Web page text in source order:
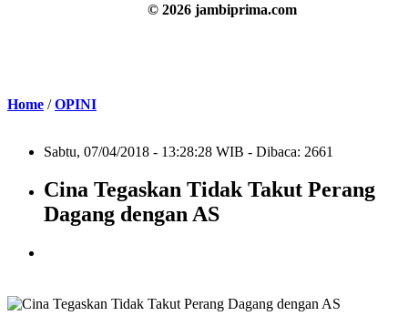
© 2026 jambiprima.com
Home /OPINI
Sabtu, 07/04/2018 - 13:28:28 WIB - Dibaca: 2661
Cina Tegaskan Tidak Takut Perang
Dagang dengan AS